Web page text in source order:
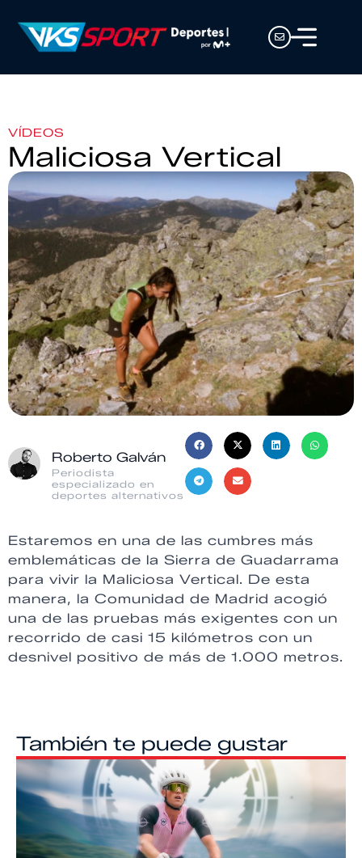
VÍDEOS
Maliciosa Vertical
Roberto Galván
Periodista
especializado en
deportes alternativos
Estaremos en una de las cumbres más
emblemáticas de la Sierra de Guadarrama
para vivir la Maliciosa Vertical. De esta
manera, la Comunidad de Madrid acogió
una de las pruebas más exigentes con un
recorrido de casi 15 kilómetros con un
desnivel positivo de más de 1.000 metros.
También te puede gustar